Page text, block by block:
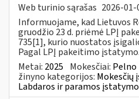
Web turinio sąrašas 2026-01-
Informuojame, kad Lietuvos
gruodžio 23 d. priėmė LPĮ
735[1], kurio nuostatos
Pagal LPĮ pakeitimo
Metai: 2025 Mokesčiai:
žinyno kategorijos: Mokesčių
Labdaros ir paramos